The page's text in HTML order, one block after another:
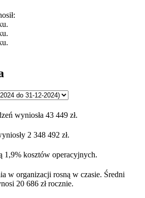
wyniosła 43 449 zł.
2 348 492 zł.
1,9% kosztów operacyjnych.
w organizacji rosną w czasie. Średni
20 686 zł rocznie.